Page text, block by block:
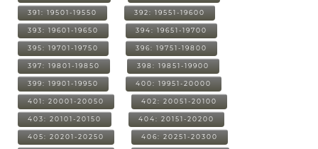
391: 19501-19550 392: 19551-19600
393: 19601-19650 394: 19651-19700
395: 19701-19750 396: 19751-19800
397: 19801-19850 398: 19851-19900
399: 19901-19950 400: 19951-20000
401: 20001-20050 402: 20051-20100
403: 20101-20150 404: 20151-20200
405: 20201-20250 406: 20251-20300